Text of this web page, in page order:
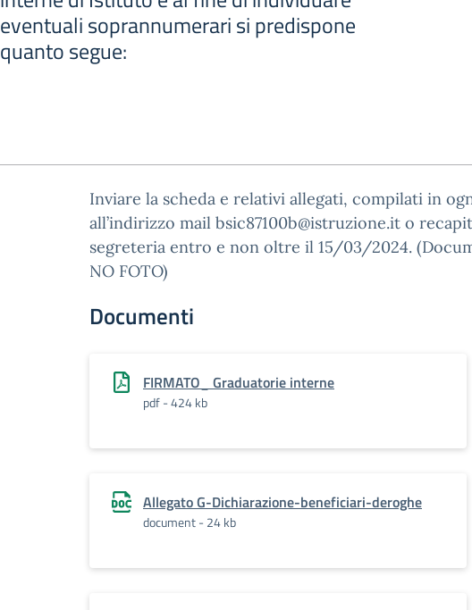
eventuali soprannumerari si predispone
quanto segue:
Inviare la scheda e relativi allegati, compilati in
all’indirizzo mail bsic87100b@istruzione.it o
segreteria entro e non oltre il 15/03/2024.
NO FOTO)
Documenti
FIRMATO_ Graduatorie interne
pdf - 424 kb
Allegato G-Dichiarazione-beneficiari-deroghe
document - 24 kb